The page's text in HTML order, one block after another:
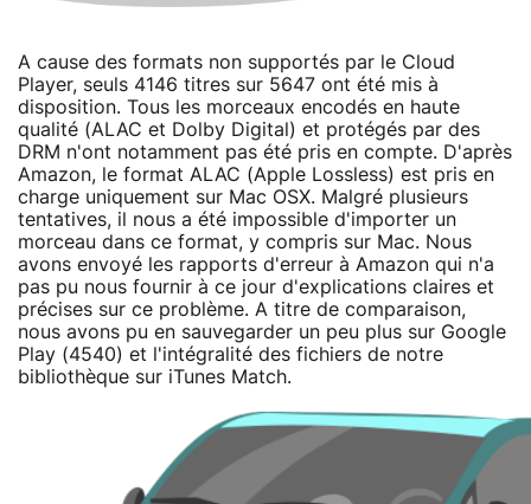
A cause des formats non supportés par le Cloud
Player, seuls 4146 titres sur 5647 ont été mis à
disposition. Tous les morceaux encodés en haute
qualité (ALAC et Dolby Digital) et protégés par des
DRM n'ont notamment pas été pris en compte. D'après
Amazon, le format ALAC (Apple Lossless) est pris en
charge uniquement sur Mac OSX. Malgré plusieurs
tentatives, il nous a été impossible d'importer un
morceau dans ce format, y compris sur Mac. Nous
avons envoyé les rapports d'erreur à Amazon qui n'a
pas pu nous fournir à ce jour d'explications claires et
précises sur ce problème. A titre de comparaison,
nous avons pu en sauvegarder un peu plus sur Google
Play (4540) et l'intégralité des fichiers de notre
bibliothèque sur iTunes Match.